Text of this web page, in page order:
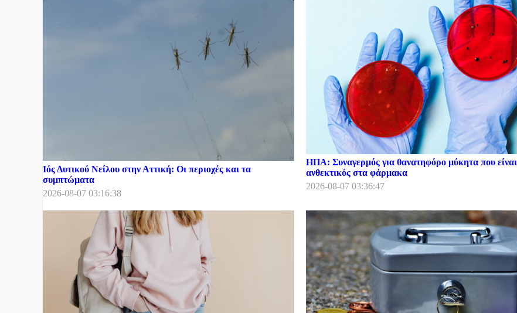
Ιός Δυτικού Νείλου στην Αττική: Οι περιοχές και τα
συμπτώματα
2026-08-07 03:16:38
ΗΠΑ: Συναγερμός για θανατηφόρο μύκητα που είναι
ανθεκτικός στα φάρμακα
2026-08-07 03:36:47